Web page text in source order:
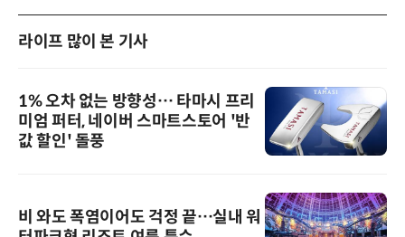
라이프 많이 본 기사
1% 오차 없는 방향성… 타마시 프리
미엄 퍼터, 네이버 스마트스토어 '반
값 할인' 돌풍
비 와도 폭염이어도 걱정 끝…실내 워